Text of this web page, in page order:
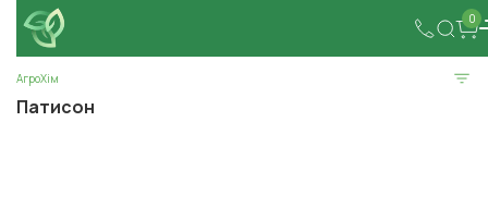
0
АгроХім
Патисон